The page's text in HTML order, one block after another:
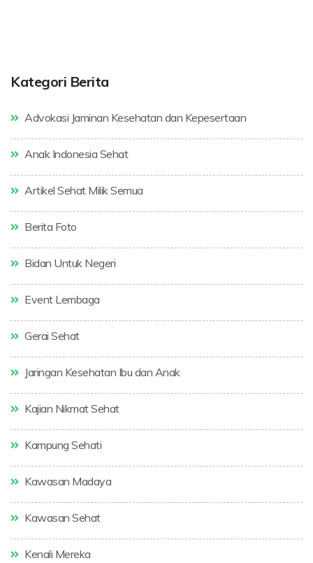
Kategori Berita
Advokasi Jaminan Kesehatan dan Kepesertaan
Anak Indonesia Sehat
Artikel Sehat Milik Semua
Berita Foto
Bidan Untuk Negeri
Event Lembaga
Gerai Sehat
Jaringan Kesehatan Ibu dan Anak
Kajian Nikmat Sehat
Kampung Sehati
Kawasan Madaya
Kawasan Sehat
Kenali Mereka